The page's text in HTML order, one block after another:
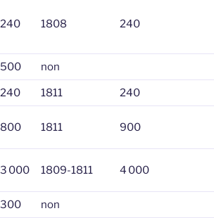
240 1808 240
500 non
240 1811 240
800 1811 900
3 000 1809-1811 4 000
300 non